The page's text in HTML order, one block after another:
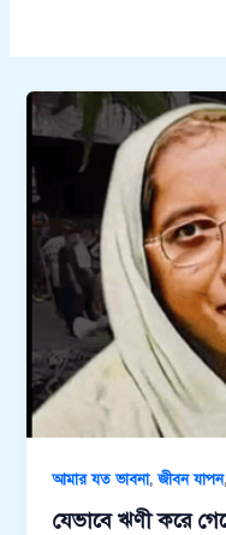
আমার যত ভাবনা,জীবন যাপন
যেভাবে ঋণী করে